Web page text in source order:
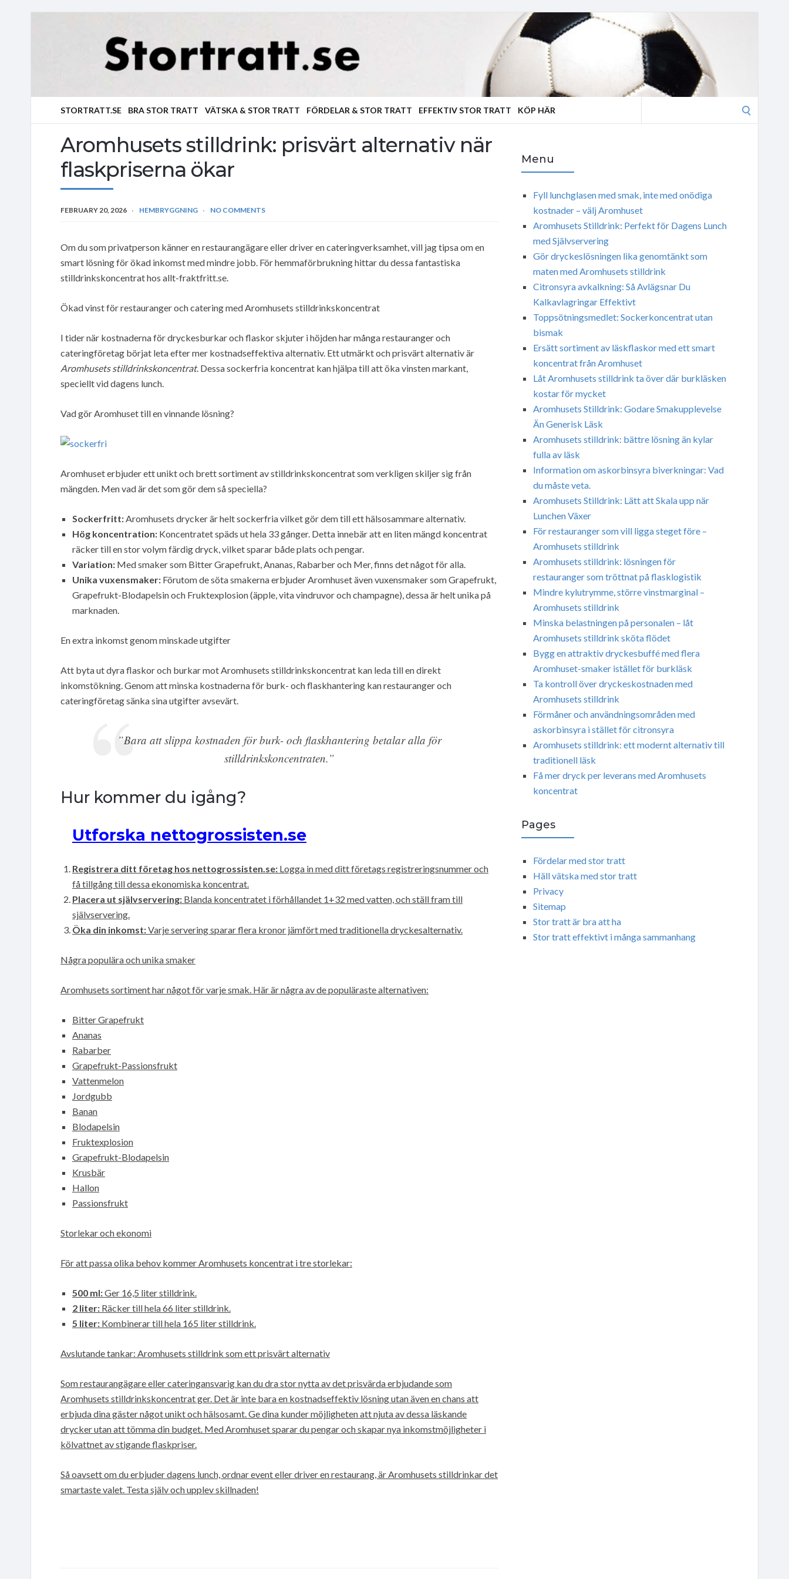
STORTRATT.SE BRA STOR TRATT VÄTSKA & STOR TRATT FÖRDELAR & STOR TRATT EFFEKTIV STOR TRATT KÖP HÄR
Aromhusets stilldrink: prisvärt alternativ när
flaskpriserna ökar
FEBRUARY 20, 2026 HEMBRYGGNING NO COMMENTS
Om du som privatperson känner en restaurangägare eller driver en cateringverksamhet, vill jag tipsa om en
smart lösning för ökad inkomst med mindre jobb. För hemmaförbrukning hittar du dessa fantastiska
stilldrinkskoncentrat hos allt-fraktfritt.se.
Ökad vinst för restauranger och catering med Aromhusets stilldrinkskoncentrat
I tider när kostnaderna för dryckesburkar och flaskor skjuter i höjden har många restauranger och
cateringföretag börjat leta efter mer kostnadseffektiva alternativ. Ett utmärkt och prisvärt alternativ är
Aromhusets stilldrinkskoncentrat. Dessa sockerfria koncentrat kan hjälpa till att öka vinsten markant,
speciellt vid dagens lunch.
Vad gör Aromhuset till en vinnande lösning?
Aromhuset erbjuder ett unikt och brett sortiment av stilldrinkskoncentrat som verkligen skiljer sig från
mängden. Men vad är det som gör dem så speciella?
Sockerfritt:Aromhusets drycker är helt sockerfria vilket gör dem till ett hälsosammare alternativ.
Hög koncentration: Koncentratet späds ut hela 33 gånger. Detta innebär att en liten mängd koncentrat
räcker till en stor volym färdig dryck, vilket sparar både plats och pengar.
Variation: Med smaker som Bitter Grapefrukt, Ananas, Rabarber och Mer, finns det något för alla.
Unika vuxensmaker: Förutom de söta smakerna erbjuder Aromhuset även vuxensmaker som Grapefrukt,
Grapefrukt-Blodapelsin och Fruktexplosion (äpple, vita vindruvor och champagne), dessa är helt unika på
marknaden.
En extra inkomst genom minskade utgifter
Att byta ut dyra flaskor och burkar mot Aromhusets stilldrinkskoncentrat kan leda till en direkt
inkomstökning. Genom att minska kostnaderna för burk- och flaskhantering kan restauranger och
cateringföretag sänka sina utgifter avsevärt.
”Bara att slippa kostnaden för burk- och flaskhantering betalar alla för
stilldrinkskoncentraten.”
Hur kommer du igång?
Utforska nettogrossisten.se
Registrera ditt företag hos nettogrossisten.se: Logga in med ditt företags registreringsnummer och
få tillgång till dessa ekonomiska koncentrat.
Placera ut självservering: Blanda koncentratet i förhållandet 1+32 med vatten, och ställ fram till
självservering.
Öka din inkomst:Varje servering sparar flera kronor jämfört med traditionella dryckesalternativ.
Några populära och unika smaker
Aromhusets sortiment har något för varje smak. Här är några av de populäraste alternativen:
Bitter Grapefrukt
Ananas
Rabarber
Grapefrukt-Passionsfrukt
Vattenmelon
Jordgubb
Banan
Blodapelsin
Fruktexplosion
Grapefrukt-Blodapelsin
Krusbär
Hallon
Passionsfrukt
Storlekar och ekonomi
För att passa olika behov kommer Aromhusets koncentrat i tre storlekar:
500 ml:Ger 16,5 liter stilldrink.
2 liter: Räcker till hela 66 liter stilldrink.
5 liter: Kombinerar till hela 165 liter stilldrink.
Avslutande tankar: Aromhusets stilldrink som ett prisvärt alternativ
Som restaurangägare eller cateringansvarig kan du dra stor nytta av det prisvärda erbjudande som
Aromhusets stilldrinkskoncentrat ger. Det är inte bara en kostnadseffektiv lösning utan även en chans att
erbjuda dina gäster något unikt och hälsosamt. Ge dina kunder möjligheten att njuta av dessa läskande
drycker utan att tömma din budget. Med Aromhuset sparar du pengar och skapar nya inkomstmöjligheter i
kölvattnet av stigande flaskpriser.
Så oavsett om du erbjuder dagens lunch, ordnar event eller driver en restaurang, är Aromhusets stilldrinkar det
smartaste valet. Testa själv och upplev skillnaden!
Menu
Fyll lunchglasen med smak, inte med onödiga
kostnader – välj Aromhuset
Aromhusets Stilldrink: Perfekt för Dagens Lunch
med Självservering
Gör dryckeslösningen lika genomtänkt som
maten med Aromhusets stilldrink
Citronsyra avkalkning: Så Avlägsnar Du
Kalkavlagringar Effektivt
Toppsötningsmedlet: Sockerkoncentrat utan
bismak
Ersätt sortiment av läskflaskor med ett smart
koncentrat från Aromhuset
Låt Aromhusets stilldrink ta över där burkläsken
kostar för mycket
Aromhusets Stilldrink: Godare Smakupplevelse
Än Generisk Läsk
Aromhusets stilldrink: bättre lösning än kylar
fulla av läsk
Information om askorbinsyra biverkningar: Vad
du måste veta.
Aromhusets Stilldrink: Lätt att Skala upp när
Lunchen Växer
För restauranger som vill ligga steget före –
Aromhusets stilldrink
Aromhusets stilldrink: lösningen för
restauranger som tröttnat på flasklogistik
Mindre kylutrymme, större vinstmarginal –
Aromhusets stilldrink
Minska belastningen på personalen – låt
Aromhusets stilldrink sköta flödet
Bygg en attraktiv dryckesbuffé med flera
Aromhuset-smaker istället för burkläsk
Ta kontroll över dryckeskostnaden med
Aromhusets stilldrink
Förmåner och användningsområden med
askorbinsyra i stället för citronsyra
Aromhusets stilldrink: ett modernt alternativ till
traditionell läsk
Få mer dryck per leverans med Aromhusets
koncentrat
Pages
Fördelar med stor tratt
Häll vätska med stor tratt
Privacy
Sitemap
Stor tratt är bra att ha
Stor tratt effektivt i många sammanhang